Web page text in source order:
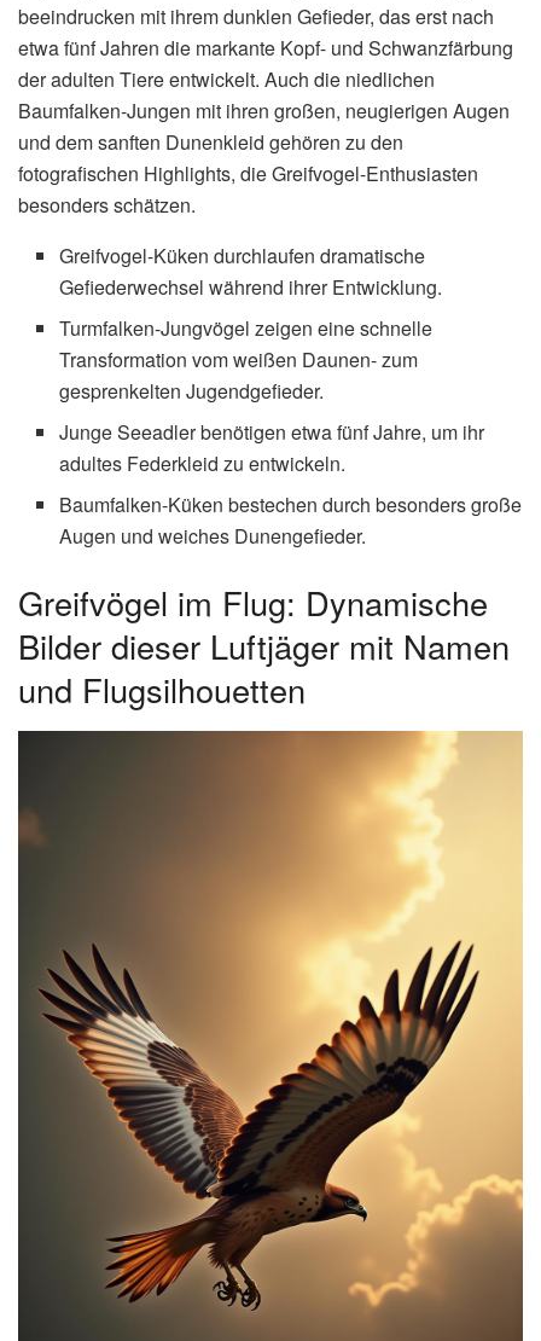
beeindrucken mit ihrem dunklen Gefieder, das erst nach
etwa fünf Jahren die markante Kopf- und Schwanzfärbung
der adulten Tiere entwickelt. Auch die niedlichen
Baumfalken-Jungen mit ihren großen, neugierigen Augen
und dem sanften Dunenkleid gehören zu den
fotografischen Highlights, die Greifvogel-Enthusiasten
besonders schätzen.
Greifvogel-Küken durchlaufen dramatische
Gefiederwechsel während ihrer Entwicklung.
Turmfalken-Jungvögel zeigen eine schnelle
Transformation vom weißen Daunen- zum
gesprenkelten Jugendgefieder.
Junge Seeadler benötigen etwa fünf Jahre, um ihr
adultes Federkleid zu entwickeln.
Baumfalken-Küken bestechen durch besonders große
Augen und weiches Dunengefieder.
Greifvögel im Flug: Dynamische
Bilder dieser Luftjäger mit Namen
und Flugsilhouetten